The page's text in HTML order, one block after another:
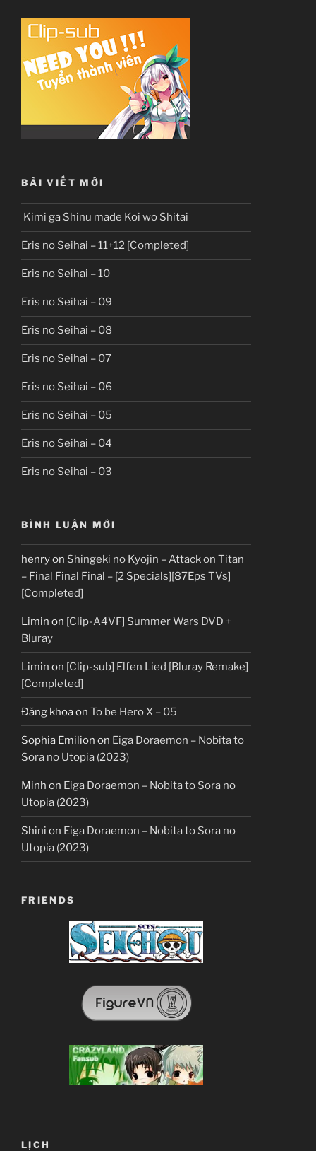
BÀI VIẾT MỚI
Kimi ga Shinu made Koi wo Shitai
Eris no Seihai – 11+12 [Completed]
Eris no Seihai – 10
Eris no Seihai – 09
Eris no Seihai – 08
Eris no Seihai – 07
Eris no Seihai – 06
Eris no Seihai – 05
Eris no Seihai – 04
Eris no Seihai – 03
BÌNH LUẬN MỚI
henryon Shingeki no Kyojin – Attack on Titan
– Final Final Final – [2 Specials][87Eps TVs]
[Completed]
Limin on [Clip-A4VF] Summer Wars DVD +
Bluray
Limin on [Clip-sub] Elfen Lied [Bluray Remake]
[Completed]
Đăng khoaon To be Hero X – 05
Sophia Emilion on Eiga Doraemon – Nobita to
Sora no Utopia (2023)
Minh on Eiga Doraemon – Nobita to Sora no
Utopia (2023)
Shini on Eiga Doraemon – Nobita to Sora no
Utopia (2023)
FRIENDS
LỊCH